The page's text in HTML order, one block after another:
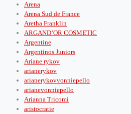
Arena
Arena Sud de France
Aretha Franklin
ARGAND’OR COSMETIC
Argentine
Argentinos Juniors
Ariane rykov
arianerykov
arianerykovvonniepello
arianevonniepello
Arianna Tricomi
aristocratie